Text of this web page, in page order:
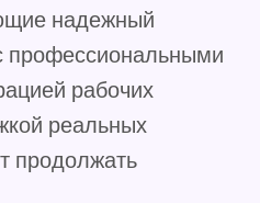
надежный
профессиональными
рабочих
реальных
продолжать